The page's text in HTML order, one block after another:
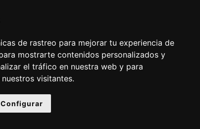
de rastreo para mejorar tu experiencia de
mostrarte contenidos personalizados y
el tráfico en nuestra web y para
visitantes.
Configurar